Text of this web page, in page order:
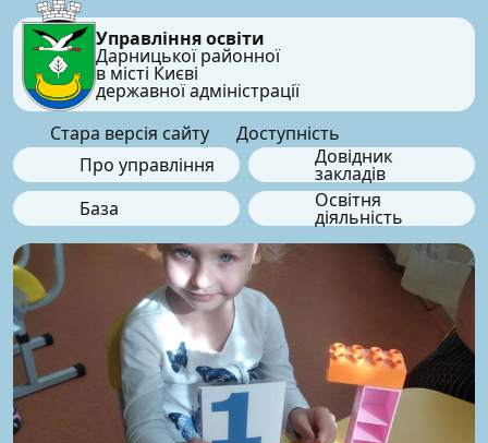
Управління освіти
Дарницької районної
в місті Києві
державної адміністрації
Стара версія сайту
Доступність
Про управління
Довідник
закладів
База
Освітня
діяльність